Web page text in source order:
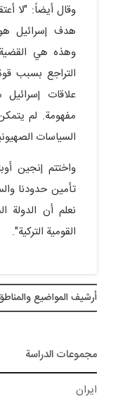
وقال أيضاً: "لا
هدف إسرائيل
وهذه هي القضية
التراجع بسبب
علاقات
مفهومة. لم
السياسات
واختتم إنجين
تأمين حدودنا
نعلم أن الدولة
القومية التركية".
أرشيف المواضیع
مجموعات الدراسة
ايران